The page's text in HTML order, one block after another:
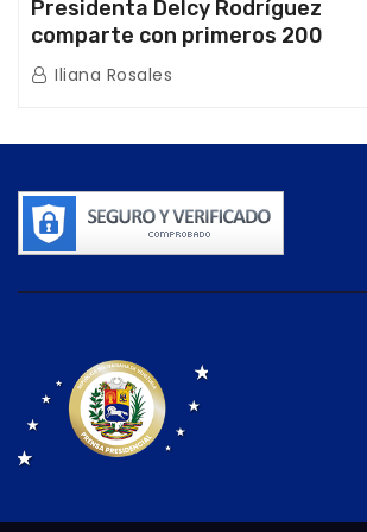
Presidenta Delcy Rodríguez
comparte con primeros 200
beneficiarios de la nueva Casa de
los Abuelos “La Primavera” en
Iliana Rosales